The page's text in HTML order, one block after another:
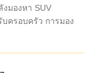
มองหา SUV
ครอบครัว การมอง